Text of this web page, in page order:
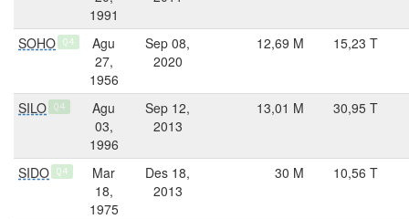
1991
SOHO Q4
Agu
27,
1956
Sep 08,
2020
12,69 M 15,23 T
SILO Q4
Agu
03,
1996
Sep 12,
2013
13,01 M 30,95 T
SIDO Q4
Mar
18,
1975
Des 18,
2013
30 M 10,56 T